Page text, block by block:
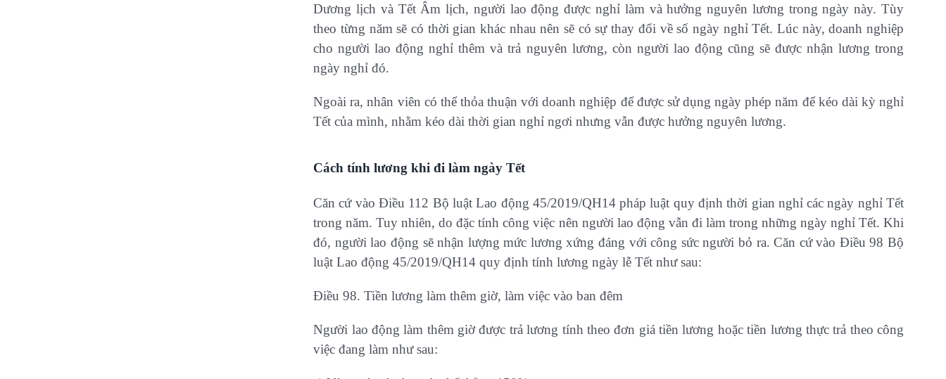
Dương lịch và Tết Âm lịch, người lao động được nghỉ làm và hưởng nguyên lương trong ngày này. Tùy
theo từng năm sẽ có thời gian khác nhau nên sẽ có sự thay đổi về số ngày nghỉ Tết. Lúc này, doanh nghiệp
cho người lao động nghỉ thêm và trả nguyên lương, còn người lao động cũng sẽ được nhận lương trong
ngày nghỉ đó.
Ngoài ra, nhân viên có thể thỏa thuận với doanh nghiệp để được sử dụng ngày phép năm để kéo dài kỳ nghỉ
Tết của mình, nhằm kéo dài thời gian nghỉ ngơi nhưng vẫn được hưởng nguyên lương.
Cách tính lương khi đi làm ngày Tết
Căn cứ vào Điều 112 Bộ luật Lao động 45/2019/QH14 pháp luật quy định thời gian nghỉ các ngày nghỉ Tết
trong năm. Tuy nhiên, do đặc tính công việc nên người lao động vẫn đi làm trong những ngày nghỉ Tết. Khi
đó, người lao động sẽ nhận lượng mức lương xứng đáng với công sức người bỏ ra. Căn cứ vào Điều 98 Bộ
luật Lao động 45/2019/QH14 quy định tính lương ngày lễ Tết như sau:
Điều 98. Tiền lương làm thêm giờ, làm việc vào ban đêm
Người lao động làm thêm giờ được trả lương tính theo đơn giá tiền lương hoặc tiền lương thực trả theo công
việc đang làm như sau: